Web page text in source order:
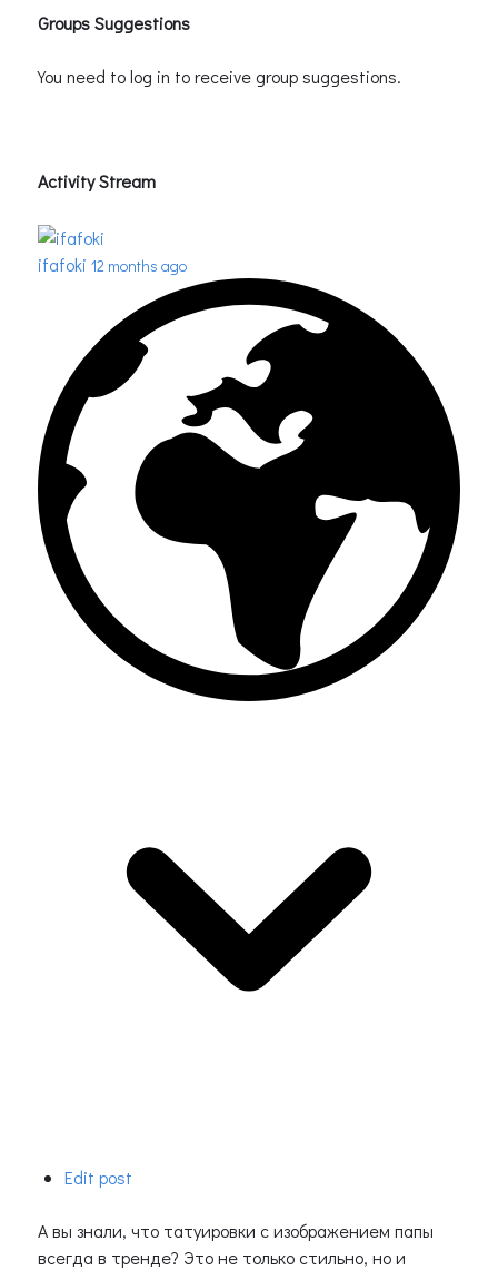
Groups Suggestions
You need to log in to receive group suggestions.
Activity Stream
ifafoki 12 months ago
Edit post
А вы знали, что татуировки с изображением папы
всегда в тренде? Это не только стильно, но и